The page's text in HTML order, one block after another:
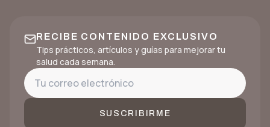
RECIBE CONTENIDO EXCLUSIVO
Tips prácticos, artículos y guías para mejorar tu
salud cada semana.
SUSCRIBIRME